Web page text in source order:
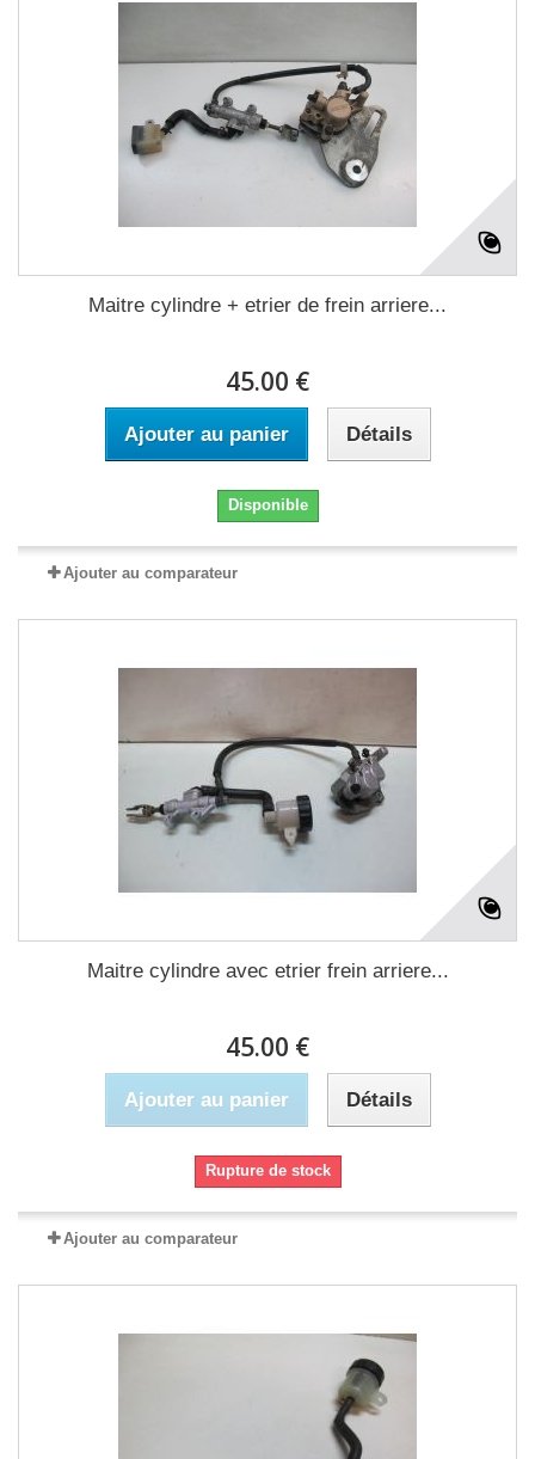
Maitre cylindre + etrier de frein arriere...
45.00 €
Ajouter au panier Détails
Disponible
Ajouter au comparateur
Maitre cylindre avec etrier frein arriere...
45.00 €
Ajouter au panier Détails
Rupture de stock
Ajouter au comparateur